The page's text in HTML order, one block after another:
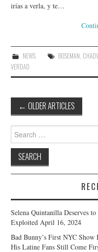
irías a verla, y te…
NEWS BOSEMAN,
VERDAD
Post
navigation
← OLDER ARTICLES
Search
for:
Selena Quintanilla Deserves
Exploited April 16, 2024
Bad Bunny’s First NYC
His Latine Fans Still Come